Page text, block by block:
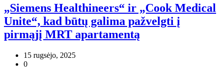
„Siemens Healthineers“ ir „Cook Medical
Unite“, kad būtų galima pažvelgti į
pirmąjį MRT apartamentą
15 rugsėjo, 2025
0